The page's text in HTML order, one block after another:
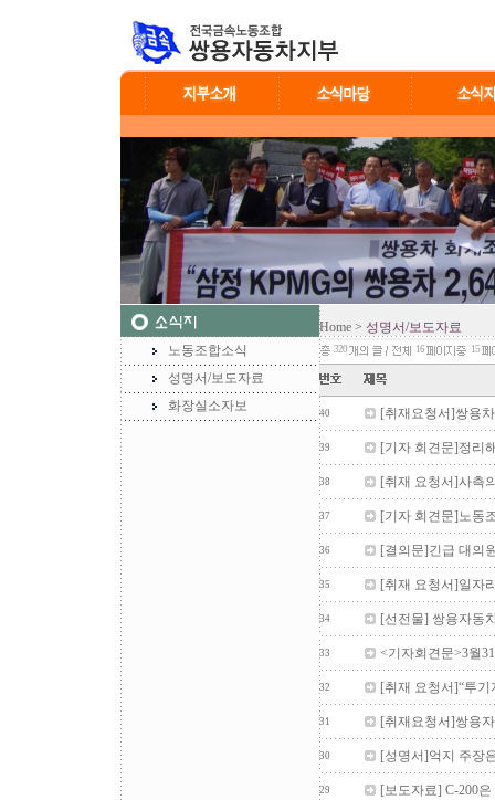
노동조합소식
성명서/보도자료
화장실소자보
Home > 성명서/보도자료
320 16 15
40 [취재요청서]쌍용
39 [기자 회견문]정리
38 [취재 요청서]사측
37 [기자 회견문]노동
36 [결의문]긴급 대의
35 [취재 요청서]일자
34 [선전물] 쌍용자동
33 <기자회견문>3월
32 [취재 요청서]“투
31 [취재요청서]쌍용
30 [성명서]억지 주장
29 [보도자료] C-200